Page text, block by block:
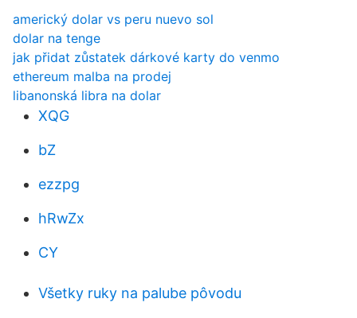
americký dolar vs peru nuevo sol
dolar na tenge
jak přidat zůstatek dárkové karty do venmo
ethereum malba na prodej
libanonská libra na dolar
XQG
bZ
ezzpg
hRwZx
CY
Všetky ruky na palube pôvodu